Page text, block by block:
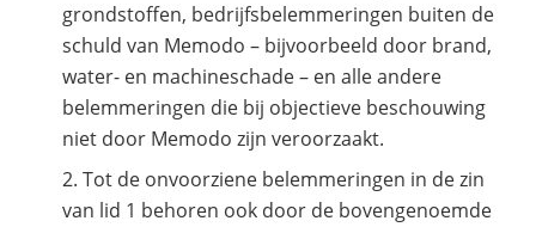
grondstoffen, bedrijfsbelemmeringen buiten de
schuld van Memodo – bijvoorbeeld door brand,
water- en machineschade – en alle andere
belemmeringen die bij objectieve beschouwing
niet door Memodo zijn veroorzaakt.
Tot de onvoorziene belemmeringen in de zin
van lid 1 behoren ook door de bovengenoemde